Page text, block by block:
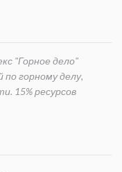
"Горное дело"
горному делу,
15% ресурсов